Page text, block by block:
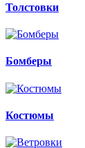
Толстовки
Бомберы
Костюмы